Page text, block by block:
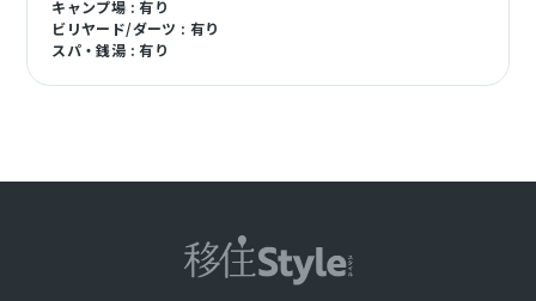
キャンプ場 : 有り
ビリヤード/ダーツ : 有り
スパ・銭湯 : 有り